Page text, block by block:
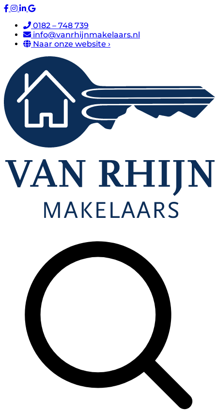
0182 – 748 739
info@vanrhijnmakelaars.nl
Naar onze website ›